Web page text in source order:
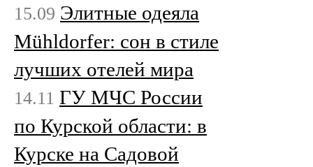
15.09 Элитные одеяла
Mühldorfer: сон в стиле
лучших отелей мира
14.11 ГУ МЧС России
по Курской области: в
Курске на Садовой